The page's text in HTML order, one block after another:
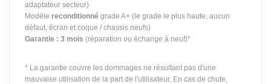
adaptateur secteur)
Modèle reconditionné grade A+ (le grade le plus haute, aucun
défaut, écran et coque / chassis neufs)
Garantie : 3 mois (réparation ou échange à neuf)*
* La garantie couvre les dommages ne résultant pas d'une
mauvaise utilisation de la part de l'utilisateur. En cas de chute,